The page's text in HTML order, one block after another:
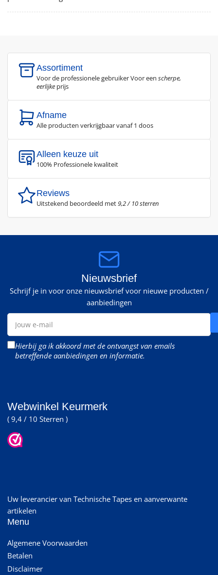
Assortiment
Voor de professionele gebruiker Voor een scherpe,
eerlijke prijs
Afname
Alle producten verkrijgbaar vanaf 1 doos
Alleen keuze uit
100% Professionele kwaliteit
Reviews
Uitstekend beoordeeld met9,2 / 10 sterren
Nieuwsbrief
Schrijf je in voor onze nieuwsbrief voor nieuwe producten /
aanbiedingen
Jouw
mail
Hierbij ga ik akkoord met de ontvangst van emails
betreffende aanbiedingen en informatie.
Webwinkel Keurmerk
( 9,4 / 10 Sterren )
Uw leverancier van Technische Tapes en aanverwante
artikelen
Menu
Algemene Voorwaarden
Betalen
Disclaimer